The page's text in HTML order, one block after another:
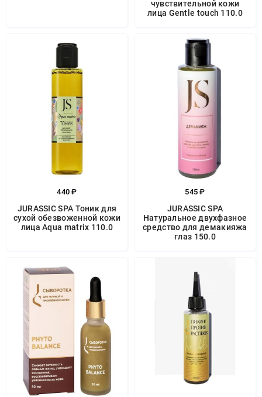
чувствительной кожи
лица Gentle touch 110.0
440 ₽
JURASSIC SPA Тоник для
сухой обезвоженной кожи
лица Aqua matrix 110.0
545 ₽
JURASSIC SPA
Натуральное двухфазное
средство для демакияжа
глаз 150.0